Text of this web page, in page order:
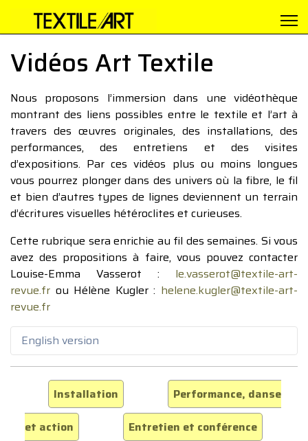
Vidéos Art Textile
Nous proposons l’immersion dans une vidéothèque
montrant des liens possibles entre le textile et l’art à
travers des œuvres originales, des installations, des
performances, des entretiens et des visites
d’expositions. Par ces vidéos plus ou moins longues
vous pourrez plonger dans des univers où la fibre, le fil
et bien d’autres types de lignes deviennent un terrain
d’écritures visuelles hétéroclites et curieuses.
Cette rubrique sera enrichie au fil des semaines. Si vous
avez des propositions à faire, vous pouvez contacter
Louise-Emma Vasserot : le.vasserot@textile-art-
revue.fr ou Hélène Kugler : helene.kugler@textile-art-
revue.fr
English version
Installation
Performance, danse
et action
Entretien et conférence